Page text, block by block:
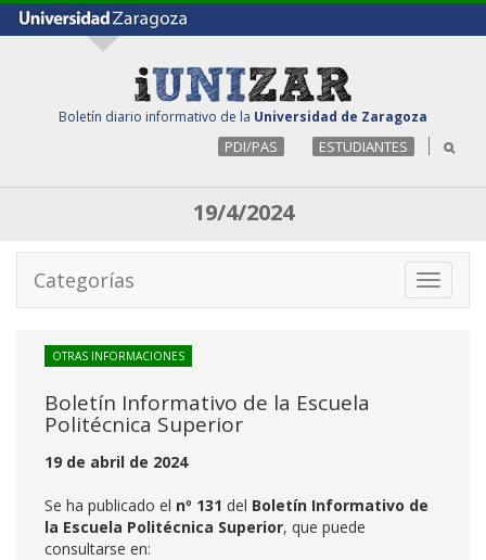
Boletín diario informativo de la Universidad de Zaragoza
PDI/PAS ESTUDIANTES
19/4/2024
Toggle
Categorías
OTRAS INFORMACIONES
Boletín Informativo de la Escuela
Politécnica Superior
19 de abril de 2024
Se ha publicado el nº 131 del Boletín Informativo de
la Escuela Politécnica Superior, que puede
consultarse en: